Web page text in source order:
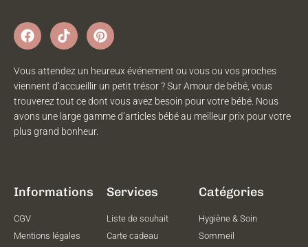
Vous attendez un heureux événement ou vous ou vos proches
viennent d’accueillir un petit trésor ? Sur Amour de bébé, vous
trouverez tout ce dont vous avez besoin pour votre bébé. Nous
avons une large gamme d’articles bébé au meilleur prix pour votre
plus grand bonheur.
Informations
CGV
Mentions légales
Services
Liste de souhait
Carte cadeau
Catégories
Hygiène & Soin
Sommeil